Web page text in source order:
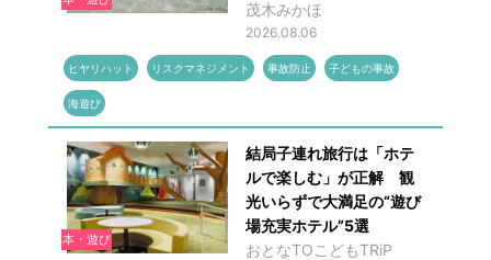
茂木みかほ
2026.08.06
ヒヤリハット リスクマネジメント 事故防止 子どもの事故
海遊び
本・遊び
結局子連れ旅行は「ホテ
ルで楽しむ」が正解 観
光いらずで大満足の“遊び
場充実ホテル”5選
おとなTOこどもTRiP